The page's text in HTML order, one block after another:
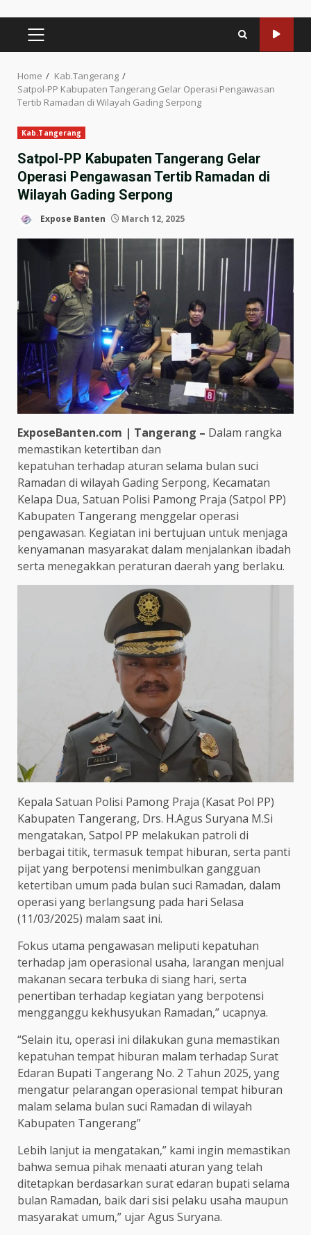
PRIMARY
MENU
Home
Kab.Tangerang
Satpol-PP Kabupaten Tangerang Gelar Operasi Pengawasan
Tertib Ramadan di Wilayah Gading Serpong
Kab.Tangerang
Satpol-PP Kabupaten Tangerang Gelar
Operasi Pengawasan Tertib Ramadan di
Wilayah Gading Serpong
Expose Banten March 12, 2025
ExposeBanten.com | Tangerang – Dalam rangka
memastikan ketertiban dan
kepatuhan terhadap aturan selama bulan suci
Ramadan di wilayah Gading Serpong, Kecamatan
Kelapa Dua, Satuan Polisi Pamong Praja (Satpol PP)
Kabupaten Tangerang menggelar operasi
pengawasan. Kegiatan ini bertujuan untuk menjaga
kenyamanan masyarakat dalam menjalankan ibadah
serta menegakkan peraturan daerah yang berlaku.
Kepala Satuan Polisi Pamong Praja (Kasat Pol PP)
Kabupaten Tangerang, Drs. H.Agus Suryana M.Si
mengatakan, Satpol PP melakukan patroli di
berbagai titik, termasuk tempat hiburan, serta panti
pijat yang berpotensi menimbulkan gangguan
ketertiban umum pada bulan suci Ramadan, dalam
operasi yang berlangsung pada hari Selasa
(11/03/2025) malam saat ini.
Fokus utama pengawasan meliputi kepatuhan
terhadap jam operasional usaha, larangan menjual
makanan secara terbuka di siang hari, serta
penertiban terhadap kegiatan yang berpotensi
mengganggu kekhusyukan Ramadan,” ucapnya.
“Selain itu, operasi ini dilakukan guna memastikan
kepatuhan tempat hiburan malam terhadap Surat
Edaran Bupati Tangerang No. 2 Tahun 2025, yang
mengatur pelarangan operasional tempat hiburan
malam selama bulan suci Ramadan di wilayah
Kabupaten Tangerang”
Lebih lanjut ia mengatakan,” kami ingin memastikan
bahwa semua pihak menaati aturan yang telah
ditetapkan berdasarkan surat edaran bupati selama
bulan Ramadan, baik dari sisi pelaku usaha maupun
masyarakat umum,” ujar Agus Suryana.